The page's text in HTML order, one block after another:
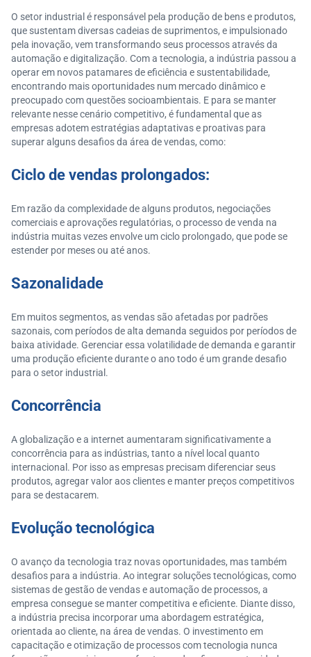
O setor industrial é responsável pela produção de bens e produtos,
que sustentam diversas cadeias de suprimentos, e impulsionado
pela inovação, vem transformando seus processos através da
automação e digitalização. Com a tecnologia, a indústria passou a
operar em novos patamares de eficiência e sustentabilidade,
encontrando mais oportunidades num mercado dinâmico e
preocupado com questões socioambientais. E para se manter
relevante nesse cenário competitivo, é fundamental que as
empresas adotem estratégias adaptativas e proativas para
superar alguns desafios da área de vendas, como:
Ciclo de vendas prolongados:
Em razão da complexidade de alguns produtos, negociações
comerciais e aprovações regulatórias, o processo de venda na
indústria muitas vezes envolve um ciclo prolongado, que pode se
estender por meses ou até anos.
Sazonalidade
Em muitos segmentos, as vendas são afetadas por padrões
sazonais, com períodos de alta demanda seguidos por períodos de
baixa atividade. Gerenciar essa volatilidade de demanda e garantir
uma produção eficiente durante o ano todo é um grande desafio
para o setor industrial.
Concorrência
A globalização e a internet aumentaram significativamente a
concorrência para as indústrias, tanto a nível local quanto
internacional. Por isso as empresas precisam diferenciar seus
produtos, agregar valor aos clientes e manter preços competitivos
para se destacarem.
Evolução tecnológica
O avanço da tecnologia traz novas oportunidades, mas também
desafios para a indústria. Ao integrar soluções tecnológicas, como
sistemas de gestão de vendas e automação de processos, a
empresa consegue se manter competitiva e eficiente. Diante disso,
a indústria precisa incorporar uma abordagem estratégica,
orientada ao cliente, na área de vendas. O investimento em
capacitação e otimização de processos com tecnologia nunca